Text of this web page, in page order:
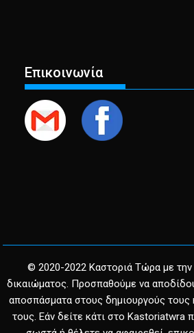
Επικοινωνία
© 2020-2022 Καστοριά Τώρα με
δικαιώματος. Προσπαθούμε να
αποσπάσματα στους δημιουργούς τους
τους. Εάν δείτε κάτι στο Kastoriatwra